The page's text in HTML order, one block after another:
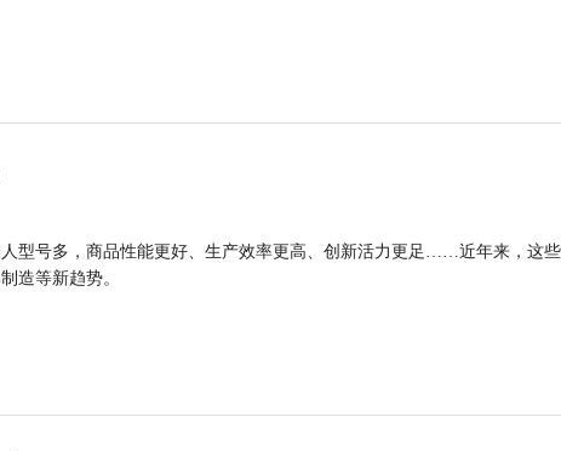
型号多，商品性能更好、生产效率更高、创新活力更足……近年来，这
造等新趋势。